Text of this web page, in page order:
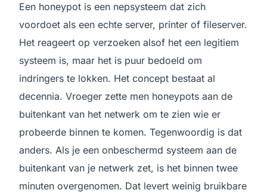
Een honeypot is een nepsysteem dat zich
voordoet als een echte server, printer of fileserver.
Het reageert op verzoeken alsof het een legitiem
systeem is, maar het is puur bedoeld om
indringers te lokken. Het concept bestaat al
decennia. Vroeger zette men honeypots aan de
buitenkant van het netwerk om te zien wie er
probeerde binnen te komen. Tegenwoordig is dat
anders. Als je een onbeschermd systeem aan de
buitenkant van je netwerk zet, is het binnen twee
minuten overgenomen. Dat levert weinig bruikbare